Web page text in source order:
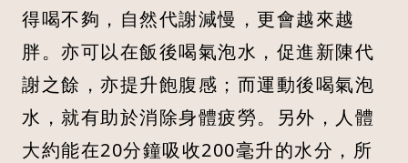
得喝不夠，自然代謝減慢，更會越來越
胖。亦可以在飯後喝氣泡水，促進新陳代
謝之餘，亦提升飽腹感；而運動後喝氣泡
水，就有助於消除身體疲勞。另外，人體
大約能在20分鐘吸收200毫升的水分，所